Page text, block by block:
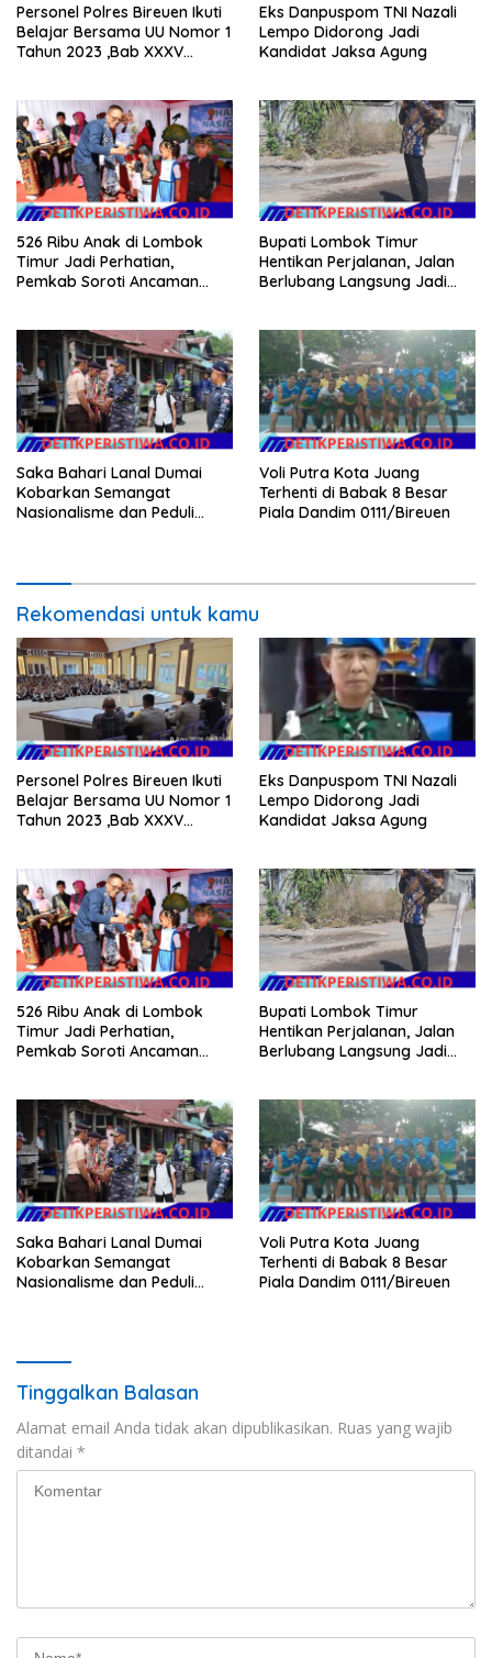
Personel Polres Bireuen Ikuti
Belajar Bersama UU Nomor 1
Tahun 2023 ,Bab XXXV
Eks Danpuspom TNI Nazali
Lempo Didorong Jadi
Kandidat Jaksa Agung
526 Ribu Anak di Lombok
Timur Jadi Perhatian,
Pemkab Soroti Ancaman
Bupati Lombok Timur
Hentikan Perjalanan, Jalan
Berlubang Langsung Jadi
Saka Bahari Lanal Dumai
Kobarkan Semangat
Nasionalisme dan Peduli
Voli Putra Kota Juang
Terhenti di Babak 8 Besar
Piala Dandim 0111/Bireuen
Rekomendasi untuk kamu
Personel Polres Bireuen Ikuti
Belajar Bersama UU Nomor 1
Tahun 2023 ,Bab XXXV
Eks Danpuspom TNI Nazali
Lempo Didorong Jadi
Kandidat Jaksa Agung
526 Ribu Anak di Lombok
Timur Jadi Perhatian,
Pemkab Soroti Ancaman
Bupati Lombok Timur
Hentikan Perjalanan, Jalan
Berlubang Langsung Jadi
Saka Bahari Lanal Dumai
Kobarkan Semangat
Nasionalisme dan Peduli
Voli Putra Kota Juang
Terhenti di Babak 8 Besar
Piala Dandim 0111/Bireuen
Tinggalkan Balasan
Alamat email Anda tidak akan dipublikasikan. Ruas yang wajib
ditandai *